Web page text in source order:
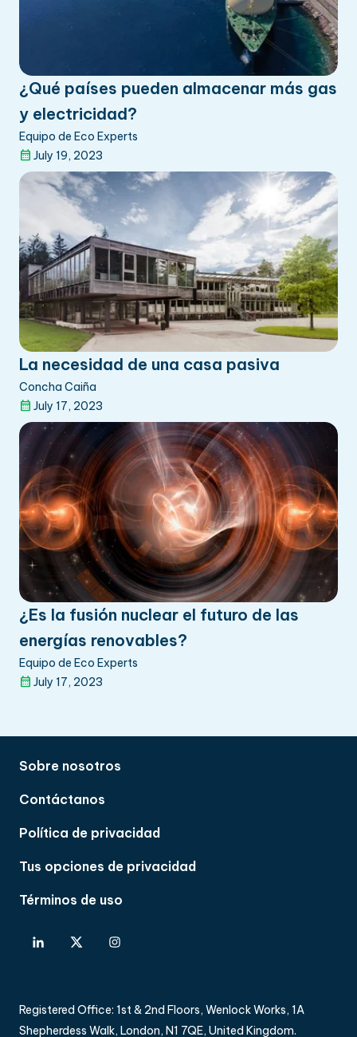
¿Qué países pueden almacenar más gas
y electricidad?
Equipo de Eco Experts
July 19, 2023
La necesidad de una casa pasiva
Concha Caiña
July 17, 2023
¿Es la fusión nuclear el futuro de las
energías renovables?
Equipo de Eco Experts
July 17, 2023
Sobre nosotros
Contáctanos
Política de privacidad
Tus opciones de privacidad
Términos de uso
Registered Office: 1st & 2nd Floors, Wenlock Works, 1A
Shepherdess Walk, London, N1 7QE, United Kingdom.